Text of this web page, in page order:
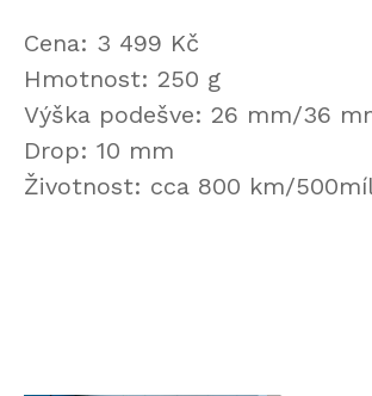
Cena: 3 499 Kč
Hmotnost: 250 g
Výška podešve: 26 mm/36
Drop: 10 mm
Životnost: cca 800 km/